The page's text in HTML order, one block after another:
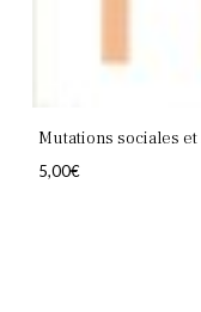
Mutations sociales
5,00€